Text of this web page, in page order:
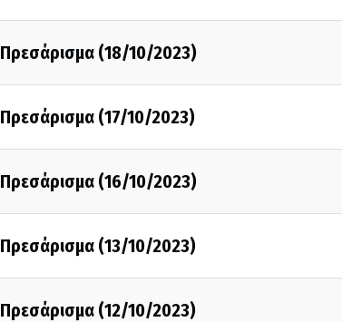
Πρεσάρισμα (18/10/2023)
Πρεσάρισμα (17/10/2023)
Πρεσάρισμα (16/10/2023)
Πρεσάρισμα (13/10/2023)
Πρεσάρισμα (12/10/2023)